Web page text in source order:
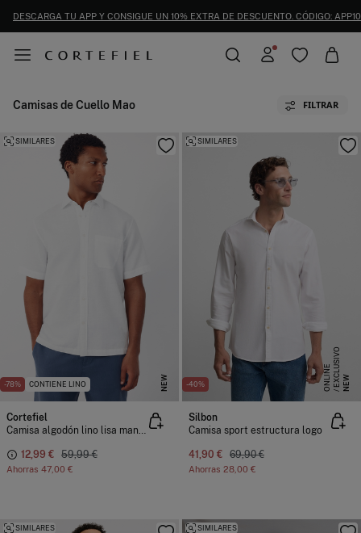
DESCARGA TU APP Y CONSIGUE UN 10% EXTRA DE DESCUENTO. CÓDIGO: APP10
Camisas de Cuello Mao FILTRAR
-78% CONTIENE LINO NEW
SIMILARES
Cortefiel
Camisa algodón lino lisa manga corta
12,99 € 59,99 €
Ahorras 47,00 €
-40% NEW
E
X
C
L
US
I
V
O
O
N
L
I
N
E
SIMILARES
Silbon
Camisa sport estructura logo
41,90 € 69,90 €
Ahorras 28,00 €
SIMILARES SIMILARES